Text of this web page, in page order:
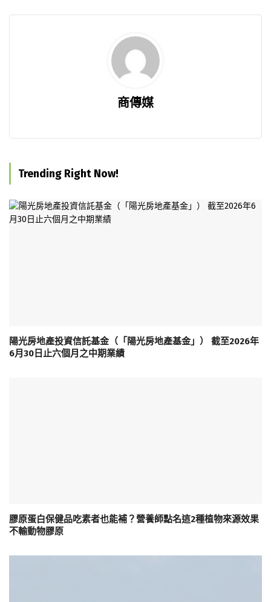
商傳媒
Trending Right Now!
陽光房地產投資信託基金（「陽光房地產基金」） 截至2026年
6月30日止六個月之中期業績
膠原蛋白保健品吃素者也能補？營養師點名這2種植物來源效果
不輸動物膠原